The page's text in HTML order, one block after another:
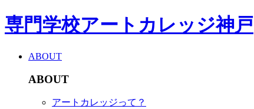
専門学校アートカレッジ神戸
ABOUT
ABOUT
アートカレッジって？